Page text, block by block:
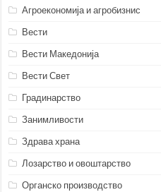
Агроекономија и агробизнис
Вести
Вести Македонија
Вести Свет
Градинарство
Занимливости
Здрава храна
Лозарство и овоштарство
Органско производство